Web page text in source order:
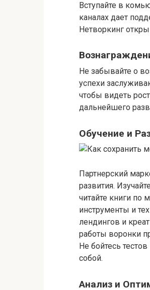
Вступайте в
каналах дает
Нетворкинг
Не забывайте о
успехи
чтобы видеть
дальнейшего
Обучение и
Партнерский
развития.
читайте книги по
инструменты и
лендингов и
работы воронки
Не бойтесь
собой.
Анализ и